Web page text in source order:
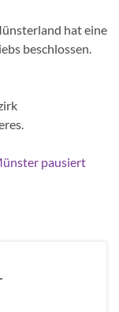
hat eine
beschlossen.
pausiert